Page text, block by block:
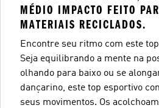
MÉDIO IMPACTO FEITO
MATERIAIS RECICLADOS.
Encontre seu ritmo com este
Seja equilibrando a mente na
olhando para baixo ou se
dançarino, este top esportivo
seus movimentos. Os